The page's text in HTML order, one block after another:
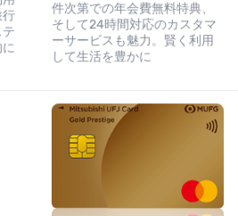
行
件次第での年会費無料特典、
そして24時間対応のカスタマ
ーサービスも魅力。賢く利用
して生活を豊かに